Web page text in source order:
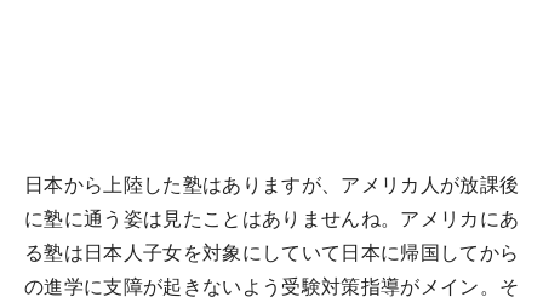
日本から上陸した塾はありますが、アメリカ人が放課後
に塾に通う姿は見たことはありませんね。アメリカにあ
る塾は日本人子女を対象にしていて日本に帰国してから
の進学に支障が起きないよう受験対策指導がメイン。そ